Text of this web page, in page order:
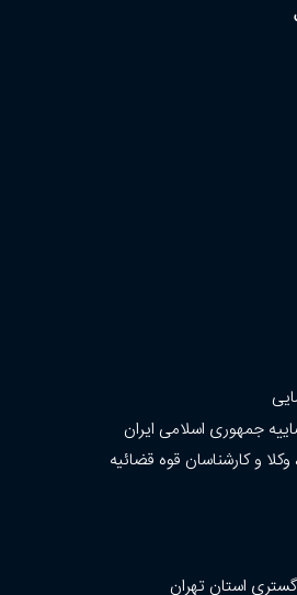
جمهوری اسلامی ایران
و کارشناسان قوه قضائیه
استان تهران